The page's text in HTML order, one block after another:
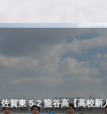
賀東 5-2 龍谷高【高校新